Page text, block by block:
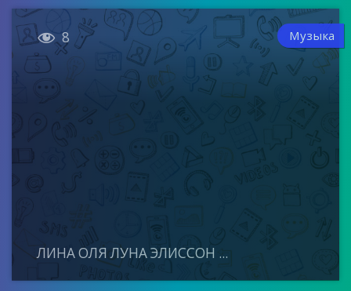
 8 Музыка
ЛИНА ОЛЯ ЛУНА ЭЛИССОН ...